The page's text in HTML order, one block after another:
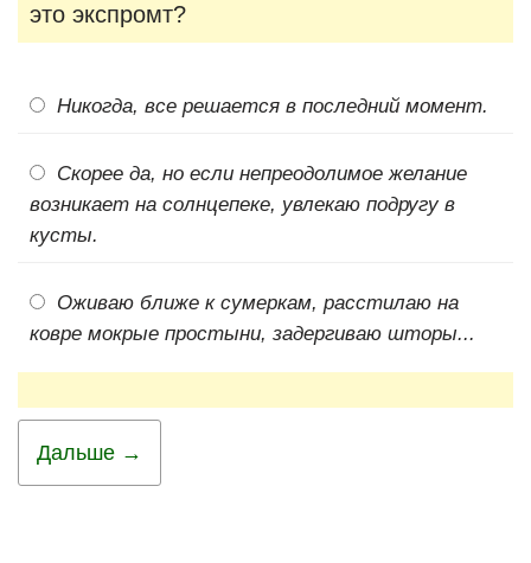
это экспромт?
Никогда, все решается в последний момент.
Скорее да, но если непреодолимое желание
возникает на солнцепеке, увлекаю подругу в
кусты.
Оживаю ближе к сумеркам, расстилаю на
ковре мокрые простыни, задергиваю шторы...
Дальше →